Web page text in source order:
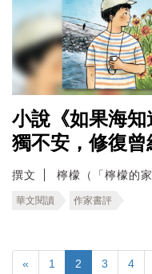
小說《如果海
獨不安，修復
撰文 檸檬（「檸檬的
華文閱讀 作家書評
« 1 2 3 4